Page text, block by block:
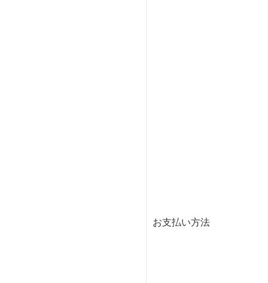
お支払い方法